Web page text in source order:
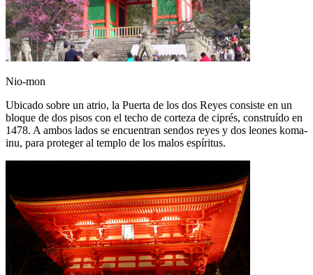
Nio-mon
Ubicado sobre un atrio, la Puerta de los dos Reyes consiste en un
bloque de dos pisos con el techo de corteza de ciprés, construído en
1478. A ambos lados se encuentran sendos reyes y dos leones koma-
inu, para proteger al templo de los malos espíritus.